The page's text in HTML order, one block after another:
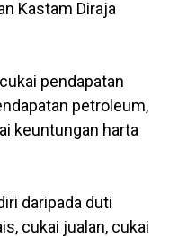
Kastam Diraja
pendapatan
petroleum,
keuntungan harta
daripada duti
cukai jualan, cukai